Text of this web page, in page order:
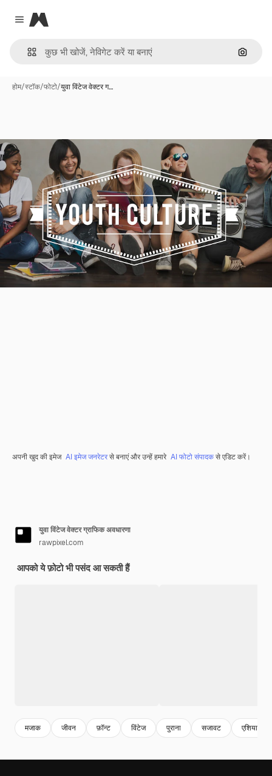
Close menu
Magnific
इमेज से
होम/स्टॉक/फोटो/युवा विंटेज वेक्टर ग…
अपनी खुद की इमेज AI इमेज जनरेटरसे बनाएं और उन्हें हमारे AI फोटो संपादकसे एडिट करें।
युवा विंटेज वेक्टर ग्राफिक अवधारणा
rawpixel.com
आपको ये फ़ोटो भी पसंद आ सकती हैं
मजाक जीवन फ़ॉन्ट विंटेज पुराना सजावट एशियाई